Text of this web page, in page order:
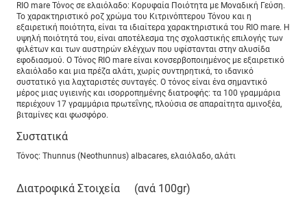
RIO mare Τόνος σε ελαιόλαδο: Κορυφαία Ποιότητα με Μοναδική Γεύση.
Το χαρακτηριστικό ροζ χρώμα του Κιτρινόπτερου Τόνου και η
εξαιρετική ποιότητα, είναι τα ιδιαίτερα χαρακτηριστικά του RIO mare. Η
υψηλή ποιότητά του, είναι αποτέλεσμα της σχολαστικής επιλογής των
φιλέτων και των αυστηρών ελέγχων που υφίστανται στην αλυσίδα
εφοδιασμού. Ο Τόνος RIO mare είναι κονσερβοποιημένος με εξαιρετικό
ελαιόλαδο και μια πρέζα αλάτι, χωρίς συντηρητικά, το ιδανικό
συστατικό για λαχταριστές συνταγές. Ο τόνος είναι ένα σημαντικό
μέρος μιας υγιεινής και ισορροπημένης διατροφής: τα 100 γραμμάρια
περιέχουν 17 γραμμάρια πρωτεΐνης, πλούσια σε απαραίτητα αμινοξέα,
βιταμίνες και φωσφόρο.
Συστατικά
Τόνος: Thunnus (Neothunnus) albacares, ελαιόλαδο, αλάτι
Διατροφικά Στοιχεία (ανά 100gr)